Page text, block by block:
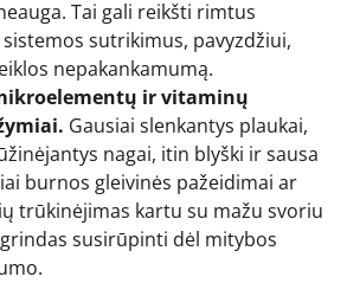
Tai gali reikšti rimtus
sutrikimus, pavyzdžiui,
nepakankamumą.
ir vitaminų
Gausiai slenkantys plaukai,
nagai, itin blyški ir sausa
burnos gleivinės pažeidimai ar
trūkinėjimas kartu su mažu svoriu
susirūpinti dėl mitybos